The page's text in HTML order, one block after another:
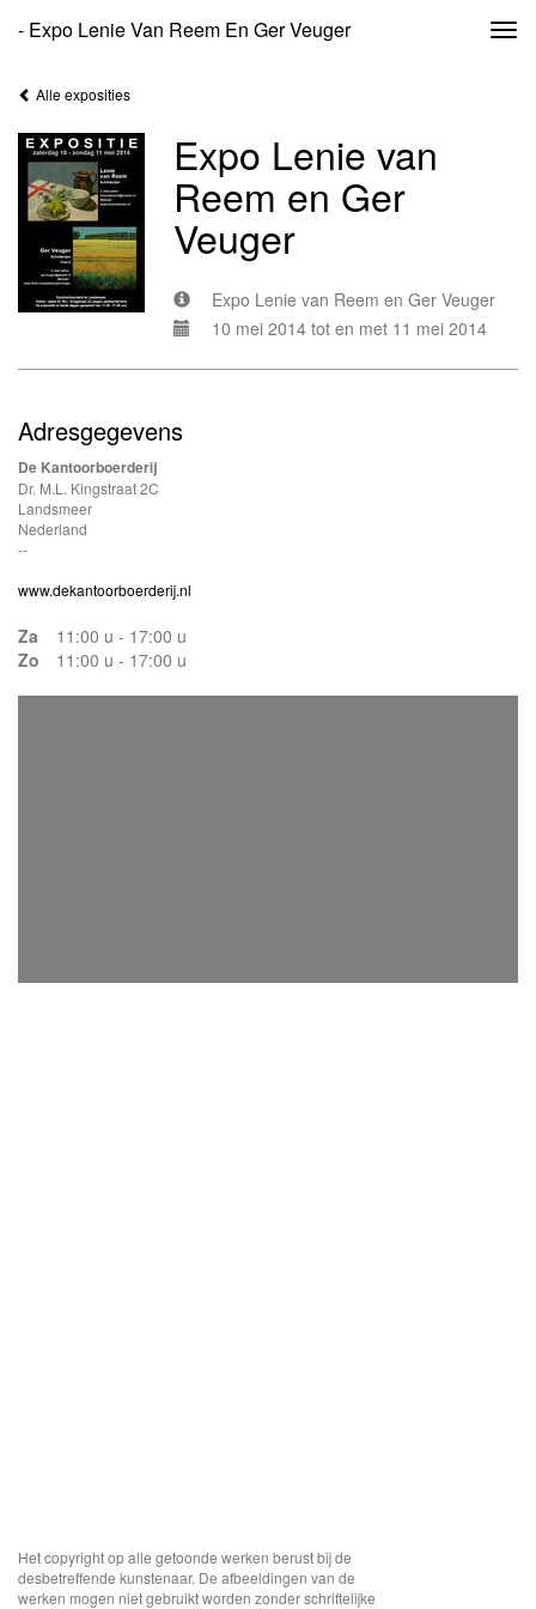
- Expo Lenie Van Reem En Ger Veuger
Alle exposities
Expo Lenie van
Reem en Ger
Veuger
Expo Lenie van Reem en Ger Veuger
10 mei 2014 tot en met 11 mei 2014
Adresgegevens
De Kantoorboerderij
Dr. M.L. Kingstraat 2C
Landsmeer
Nederland
--
www.dekantoorboerderij.nl
Za
11:00 u - 17:00 u
Zo
11:00 u - 17:00 u
Het copyright op alle getoonde werken berust bij de
desbetreffende kunstenaar. De afbeeldingen van de
werken mogen niet gebruikt worden zonder schriftelijke